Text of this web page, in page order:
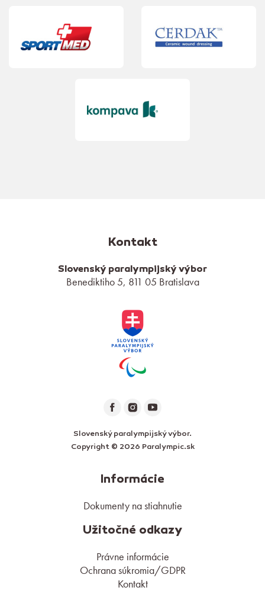
Kontakt
Slovenský paralympijský výbor
Benediktiho 5, 811 05 Bratislava
Slovenský paralympijský výbor.
Copyright © 2026 Paralympic.sk
Informácie
Dokumenty na stiahnutie
Užitočné odkazy
Právne informácie
Ochrana súkromia/GDPR
Kontakt